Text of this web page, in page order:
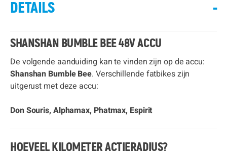
DETAILS -
SHANSHAN BUMBLE BEE 48V ACCU
De volgende aanduiding kan te vinden zijn op de accu:
Shanshan Bumble Bee. Verschillende fatbikes zijn
uitgerust met deze accu:
Don Souris, Alphamax, Phatmax, Espirit
HOEVEEL KILOMETER ACTIERADIUS?